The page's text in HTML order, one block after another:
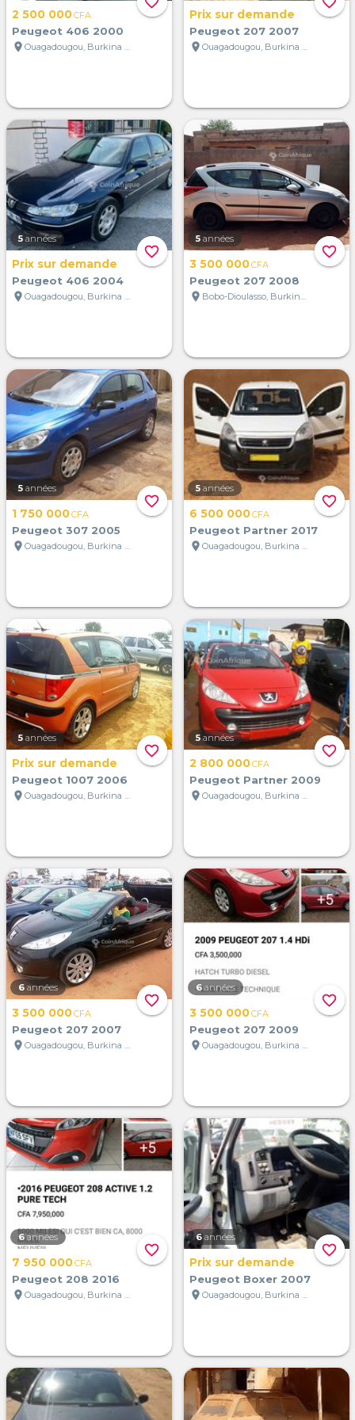
2 500 000CFA
Peugeot 406 2000
location_on
Ouagadougou, Burkina Faso
Prix sur demande
Peugeot 207 2007
location_on
Ouagadougou, Burkina Faso
favorite_border
5 années
Prix sur demande
Peugeot 406 2004
location_on
Ouagadougou, Burkina Faso
favorite_border
5 années
3 500 000CFA
Peugeot 207 2008
location_on
Bobo-Dioulasso, Burkina Faso
favorite_border
5 années
1 750 000CFA
Peugeot 307 2005
location_on
Ouagadougou, Burkina Faso
favorite_border
5 années
6 500 000CFA
Peugeot Partner 2017
location_on
Ouagadougou, Burkina Faso
favorite_border
5 années
Prix sur demande
Peugeot 1007 2006
location_on
Ouagadougou, Burkina Faso
favorite_border
5 années
2 800 000CFA
Peugeot Partner 2009
location_on
Ouagadougou, Burkina Faso
favorite_border
6 années
3 500 000CFA
Peugeot 207 2007
location_on
Ouagadougou, Burkina Faso
favorite_border
6 années
3 500 000CFA
Peugeot 207 2009
location_on
Ouagadougou, Burkina Faso
favorite_border
6 années
7 950 000CFA
Peugeot 208 2016
location_on
Ouagadougou, Burkina Faso
favorite_border
6 années
Prix sur demande
Peugeot Boxer 2007
location_on
Ouagadougou, Burkina Faso